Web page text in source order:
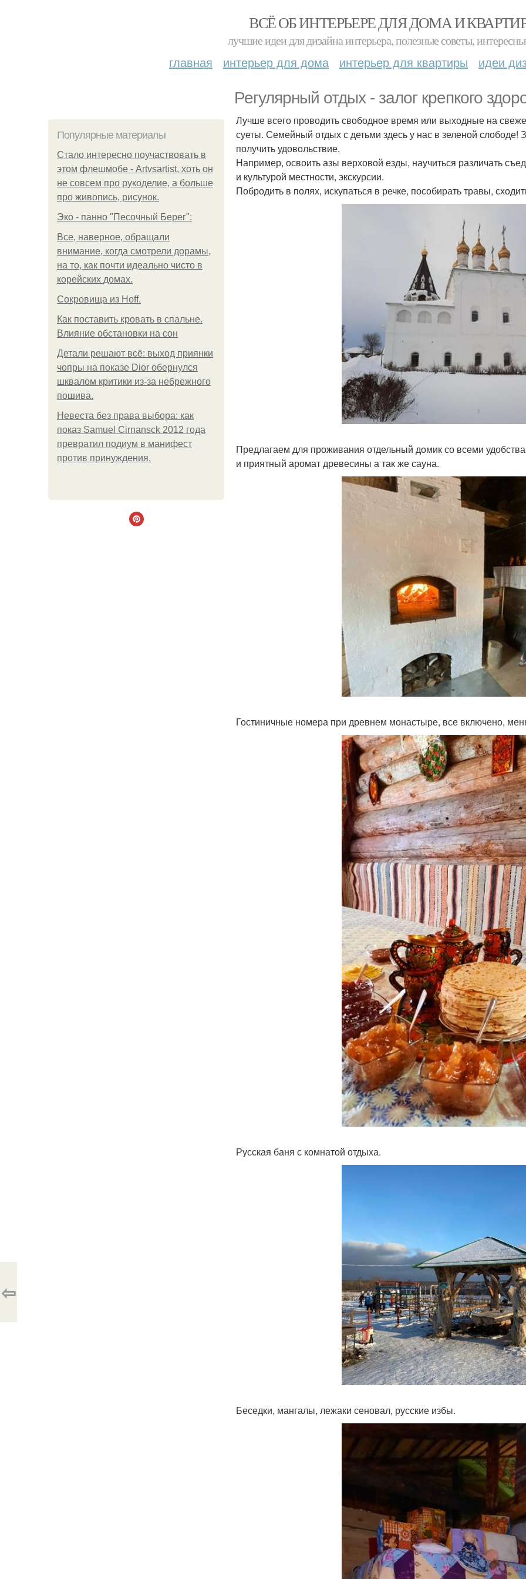
ВСЁ ОБ ИНТЕРЬЕРЕ ДЛЯ ДОМА И
лучшие идеи для дизайна интерьера, полезные советы,
главная интерьер для дома интерьер для квартиры идеи
Регулярный отдых - залог крепкого
Популярные материалы
Стало интересно поучаствовать в
этом флешмобе - Artvsartist, хоть он
не совсем про рукоделие, а больше
про живопись, рисунок.
Эко - панно "Песочный Берег":
Все, наверное, обращали
внимание, когда смотрели дорамы,
на то, как почти идеально чисто в
корейских домах.
Сокровища из Hoff.
Как поставить кровать в спальне.
Влияние обстановки на сон
Детали решают всё: выход приянки
чопры на показе Dior обернулся
шквалом критики из-за небрежного
пошива.
Невеста без права выбора: как
показ Samuel Cirnansck 2012 года
превратил подиум в манифест
против принуждения.
Лучше всего проводить свободное время или выходные на
суеты. Семейный отдых с детьми здесь у нас в зеленой слободе!
получить удовольствие.
Например, освоить азы верховой езды, научиться различать
и культурой местности, экскурсии.
Побродить в полях, искупаться в речке, пособирать травы,
Предлагаем для проживания отдельный домик со всеми
и приятный аромат древесины а так же сауна.
Гостиничные номера при древнем монастыре, все включено,
Русская баня с комнатой отдыха.
Беседки, мангалы, лежаки сеновал, русские избы.
⇦